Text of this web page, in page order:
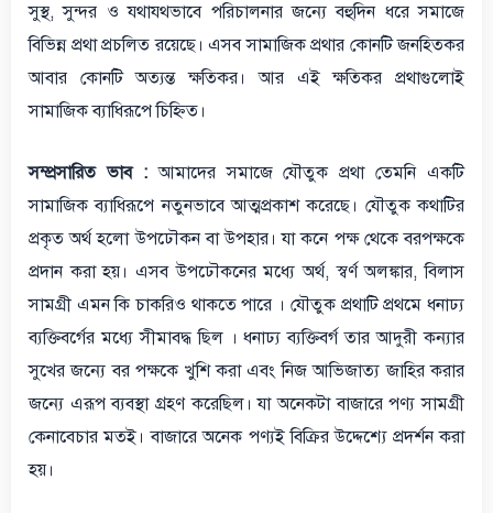
সুস্থ, সুন্দর ও যথাযথভাবে পরিচালনার জন্যে বহুদিন ধরে সমাজে
বিভিন্ন প্রথা প্রচলিত রয়েছে। এসব সামাজিক প্রথার কোনটি জনহিতকর
আবার কোনটি অত্যন্ত ক্ষতিকর। আর এই ক্ষতিকর প্রথাগুলোই
সামাজিক ব্যাধিরূপে চিহ্নিত।
সম্প্রসারিত ভাব :আমাদের সমাজে যৌতুক প্রথা তেমনি একটি
সামাজিক ব্যাধিরূপে নতুনভাবে আত্মপ্রকাশ করেছে। যৌতুক কথাটির
প্রকৃত অর্থ হলো উপঢৌকন বা উপহার। যা কনে পক্ষ থেকে বরপক্ষকে
প্রদান করা হয়। এসব উপঢৌকনের মধ্যে অর্থ, স্বর্ণ অলঙ্কার, বিলাস
সামগ্রী এমন কি চাকরিও থাকতে পারে । যৌতুক প্রথাটি প্রথমে ধনাঢ্য
ব্যক্তিবর্গের মধ্যে সীমাবদ্ধ ছিল । ধনাঢ্য ব্যক্তিবর্গ তার আদুরী কন্যার
সুখের জন্যে বর পক্ষকে খুশি করা এবং নিজ আভিজাত্য জাহির করার
জন্যে এরূপ ব্যবস্থা গ্রহণ করেছিল। যা অনেকটা বাজারে পণ্য সামগ্রী
কেনাবেচার মতই। বাজারে অনেক পণ্যই বিক্রির উদ্দেশ্যে প্রদর্শন করা
হয়।